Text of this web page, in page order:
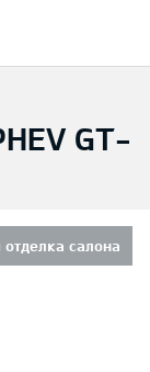
GT-
отделка салона